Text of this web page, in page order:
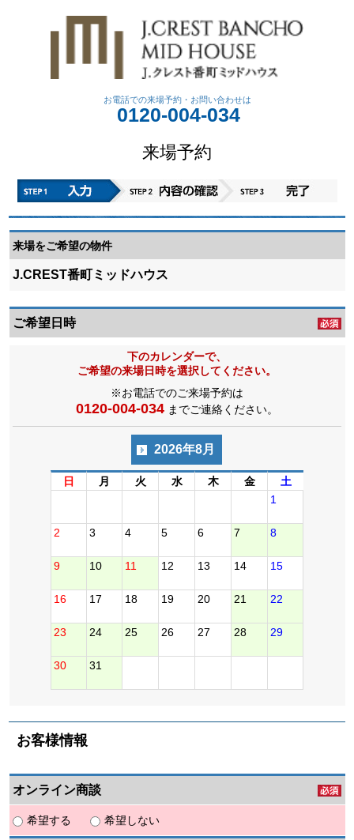
お電話での来場予約・ お問い合わせは
0120-004-034
来場予約
来場をご希望の物件
J.CREST番町ミッドハウス
ご希望日時
下のカレンダーで、
ご希望の来場日時を選択してください。
※お電話でのご来場予約は
0120-004-034 までご連絡ください。
2026年8月
日 月 火 水 木 金
土
1
2 3 4 5 6 7 8
9 10 11 12 13 14 15
16 17 18 19 20 21 22
23 24 25 26 27 28 29
30 31
お客様情報
オンライン商談
希望する 希望しない